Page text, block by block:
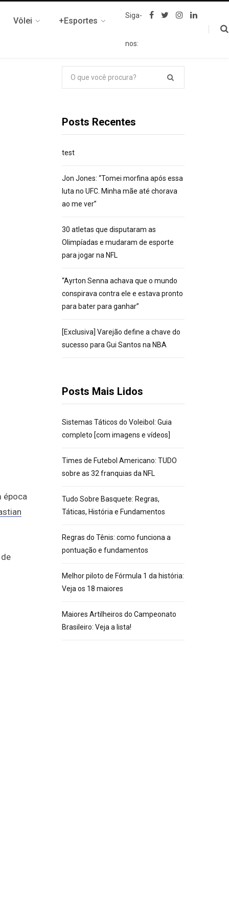
Vôlei +Esportes
Siga-
nos:
F
I
L
época
Pesquisar
por:
Posts Recentes
test
Jon Jones: “Tomei morfina após essa
luta no UFC. Minha mãe até chorava
ao me ver”
30 atletas que disputaram as
Olimpíadas e mudaram de esporte
para jogar na NFL
“Ayrton Senna achava que o mundo
conspirava contra ele e estava pronto
para bater para ganhar”
[Exclusiva] Varejão define a chave do
sucesso para Gui Santos na NBA
Posts Mais Lidos
Sistemas Táticos do Voleibol: Guia
completo [com imagens e vídeos]
Times de Futebol Americano: TUDO
sobre as 32 franquias da NFL
Tudo Sobre Basquete: Regras,
Táticas, História e Fundamentos
Regras do Tênis: como funciona a
pontuação e fundamentos
Melhor piloto de Fórmula 1 da história:
Veja os 18 maiores
Maiores Artilheiros do Campeonato
Brasileiro: Veja a lista!